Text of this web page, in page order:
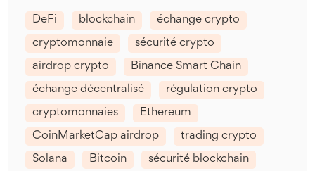
DeFi blockchain échange crypto
cryptomonnaie sécurité crypto
airdrop crypto Binance Smart Chain
échange décentralisé régulation crypto
cryptomonnaies Ethereum
CoinMarketCap airdrop trading crypto
Solana Bitcoin sécurité blockchain